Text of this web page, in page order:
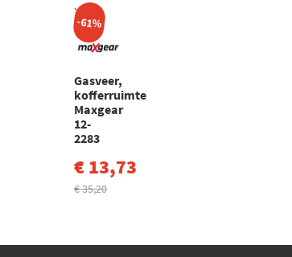
-61%
Gasveer,
kofferruimte
Maxgear
12-
2283
€ 13,73
€ 35,20